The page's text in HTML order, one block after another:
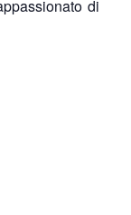
di